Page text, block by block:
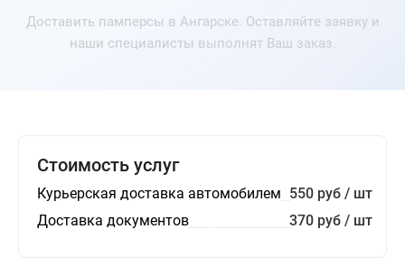
Доставить памперсы в Ангарске. Оставляйте заявку и
наши специалисты выполнят Ваш заказ.
Стоимость услуг
Курьерская доставка автомобилем 550 руб / шт
Доставка документов
370 руб / шт